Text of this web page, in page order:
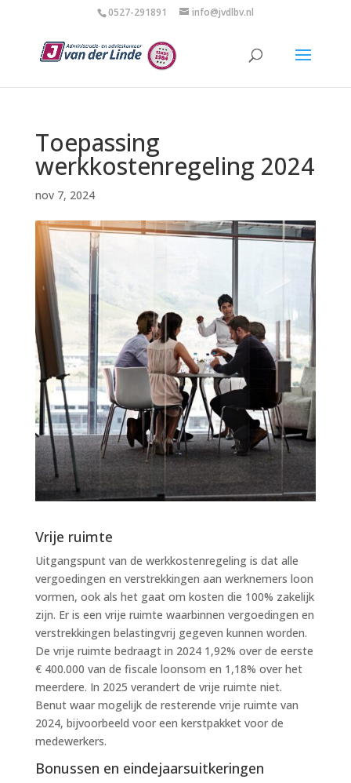
0527-291891 info@jvdlbv.nl
Toepassing
werkkostenregeling 2024
nov 7, 2024
Vrije ruimte
Uitgangspunt van de werkkostenregeling is dat alle
vergoedingen en verstrekkingen aan werknemers loon
vormen, ook als het gaat om kosten die 100% zakelijk
zijn. Er is een vrije ruimte waarbinnen vergoedingen en
verstrekkingen belastingvrij gegeven kunnen worden.
De vrije ruimte bedraagt in 2024 1,92% over de eerste
€ 400.000 van de fiscale loonsom en 1,18% over het
meerdere. In 2025 verandert de vrije ruimte niet.
Benut waar mogelijk de resterende vrije ruimte van
2024, bijvoorbeeld voor een kerstpakket voor de
medewerkers.
Bonussen en eindejaarsuitkeringen